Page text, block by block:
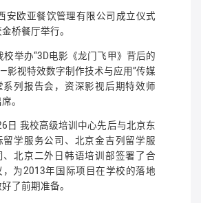
安欧亚餐饮管理有限公司成立仪式
桥餐厅举行。
校举办“3D电影《龙门飞甲》背后的
影视特效数字制作技术与应用”传媒
系列报告会，资深影视后期特效师
。
日 我校高级培训中心先后与北京东
留学服务公司、北京金吉列留学服
、北京二外日韩语培训部签署了合
，为2013年国际项目在学校的落地
了前期准备。